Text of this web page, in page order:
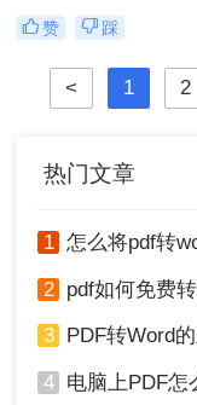
见。PDF格式因其跨
内容不易篡改、排版
为文件共享与存档
转pdf格式怎么弄呢
常见的图片转PDF
赞 踩
< 1 2
热门文章
1 怎么将pdf转
2 pdf如何免费转化成
3 PDF转Word的三种
4 电脑上PDF怎么免费转